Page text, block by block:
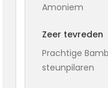
Amoniem
Zeer tevreden
Prachtige
steunpilaren